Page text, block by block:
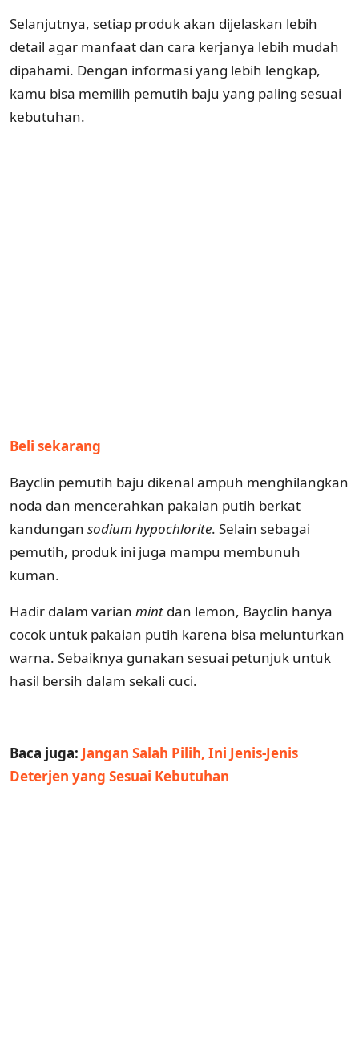
Selanjutnya, setiap produk akan dijelaskan lebih
detail agar manfaat dan cara kerjanya lebih mudah
dipahami. Dengan informasi yang lebih lengkap,
kamu bisa memilih pemutih baju yang paling sesuai
kebutuhan.
Beli sekarang
Bayclin pemutih baju dikenal ampuh menghilangkan
noda dan mencerahkan pakaian putih berkat
kandungan sodium hypochlorite. Selain sebagai
pemutih, produk ini juga mampu membunuh
kuman.
Hadir dalam varian mint dan lemon, Bayclin hanya
cocok untuk pakaian putih karena bisa melunturkan
warna. Sebaiknya gunakan sesuai petunjuk untuk
hasil bersih dalam sekali cuci.
Baca juga: Jangan Salah Pilih, Ini Jenis-Jenis
Deterjen yang Sesuai Kebutuhan